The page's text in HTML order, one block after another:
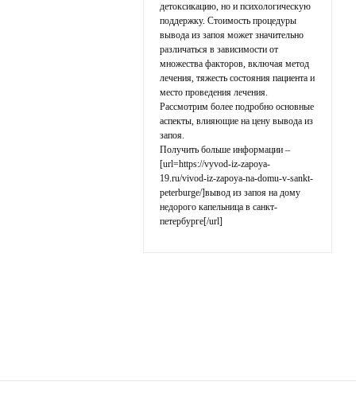
детоксикацию, но и психологическую
поддержку. Стоимость процедуры
вывода из запоя может значительно
различаться в зависимости от
множества факторов, включая метод
лечения, тяжесть состояния пациента и
место проведения лечения.
Рассмотрим более подробно основные
аспекты, влияющие на цену вывода из
запоя.
Получить больше информации –
[url=https://vyvod-iz-zapoya-
19.ru/vivod-iz-zapoya-na-domu-v-sankt-
peterburge/]вывод из запоя на дому
недорого капельница в санкт-
петербурге[/url]